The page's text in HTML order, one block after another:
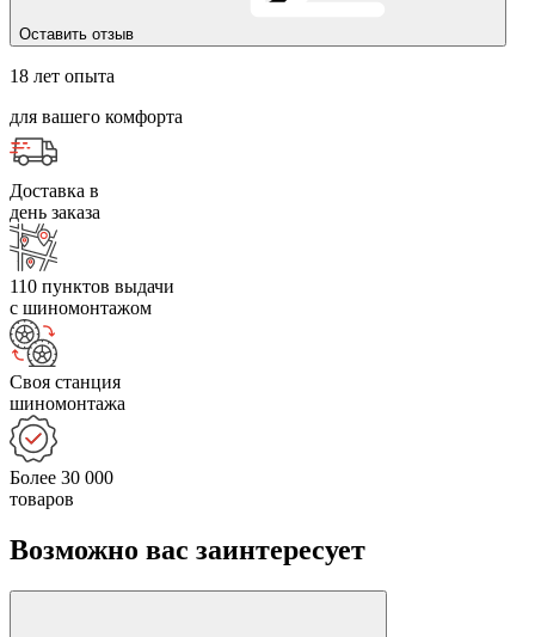
Оставить отзыв
18 лет опыта
для вашего комфорта
Доставка в
день заказа
110 пунктов выдачи
с шиномонтажом
Своя станция
шиномонтажа
Более 30 000
товаров
Возможно вас заинтересует